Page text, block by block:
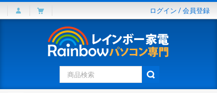
ログイン /会員登録